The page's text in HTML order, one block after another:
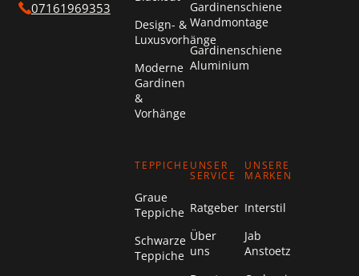
07161969353
Design- &
Luxusvorhänge
Moderne
Gardinen
&
Vorhänge
Gardinenschiene
Wandmontage
Gardinenschiene
Aluminium
TEPPICHE
Graue
Teppiche
Schwarze
Teppiche
UNSER
SERVICE
Ratgeber
Über
uns
UNSERE
MARKEN
Interstil
Jab
Anstoetz